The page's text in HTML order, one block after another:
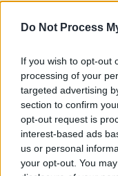
Do Not Process
If you wish to opt-out
processing of your
targeted advertising
section to confirm
opt-out request is
interest-based ads
us or personal
your opt-out. You
δυναμική
αυτών των
ουσιαστικά
οικονομικής
υπηρεσίες
πολιτιστικής
δεν
τουριστικό